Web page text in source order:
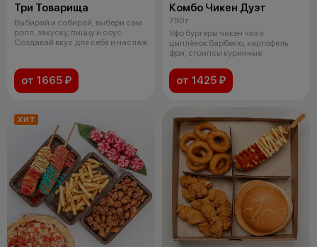
Три Товарища
Выбирай и собирай, выбери сам
ролл, закуску, пиццу и соус.
Создавай вкус для себя и наслаж
от 1665 ₽
Комбо Чикен Дуэт
750 г
Уфо бургеры чикен чиз и
цыплёеок барбекю, картофель
фри, стрипсы куринные
от 1425 ₽
ХИТ